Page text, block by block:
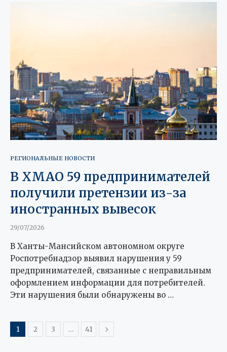
РЕГИОНАЛЬНЫЕ НОВОСТИ
В ХМАО 59 предпринимателей
получили претензии из-за
иностранных вывесок
29/07/2026
В Ханты-Мансийском автономном округе
Роспотребнадзор выявил нарушения у 59
предпринимателей, связанные с неправильным
оформлением информации для потребителей.
Эти нарушения были обнаружены во …
1 2 3 … 41